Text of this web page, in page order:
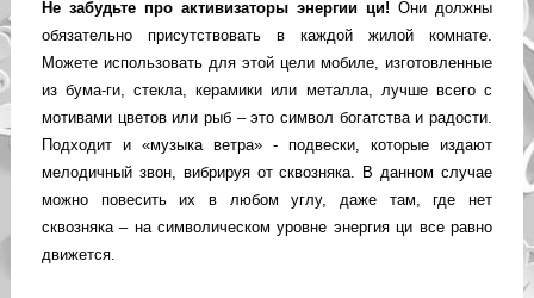
Не забудьте про активизаторы энергии ци! Они должны
обязательно присутствовать в каждой жилой комнате.
Можете использовать для этой цели мобиле, изготовленные
из бума-ги, стекла, керамики или металла, лучше всего с
мотивами цветов или рыб – это символ богатства и радости.
Подходит и «музыка ветра» - подвески, которые издают
мелодичный звон, вибрируя от сквозняка. В данном случае
можно повесить их в любом углу, даже там, где нет
сквозняка – на символическом уровне энергия ци все равно
движется.